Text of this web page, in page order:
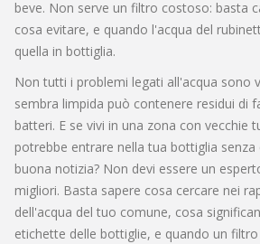
beve. Non serve un filtro costoso: basta
cosa evitare, e quando l'acqua del
quella in bottiglia.
Non tutti i problemi legati all'acqua sono
sembra limpida può contenere residui di
batteri. E se vivi in una zona con vecchie
potrebbe entrare nella tua bottiglia senza
buona notizia? Non devi essere un
migliori. Basta sapere cosa cercare nei
dell'acqua del tuo comune, cosa
etichette delle bottiglie, e quando un